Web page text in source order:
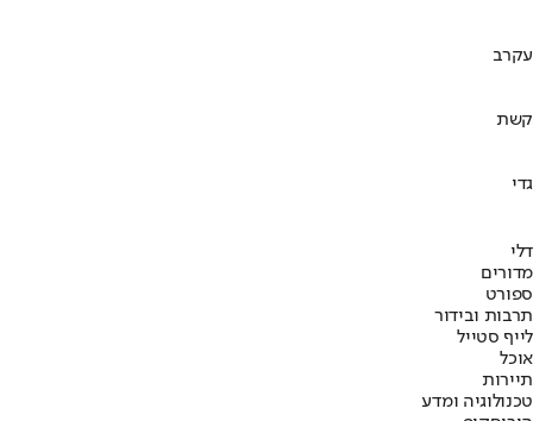
עקרב
קשת
גדי
דלי
מדורים
ספורט
תרבות ובידור
לייף סטייל
אוכל
תיירות
טכנולוגיה ומדע